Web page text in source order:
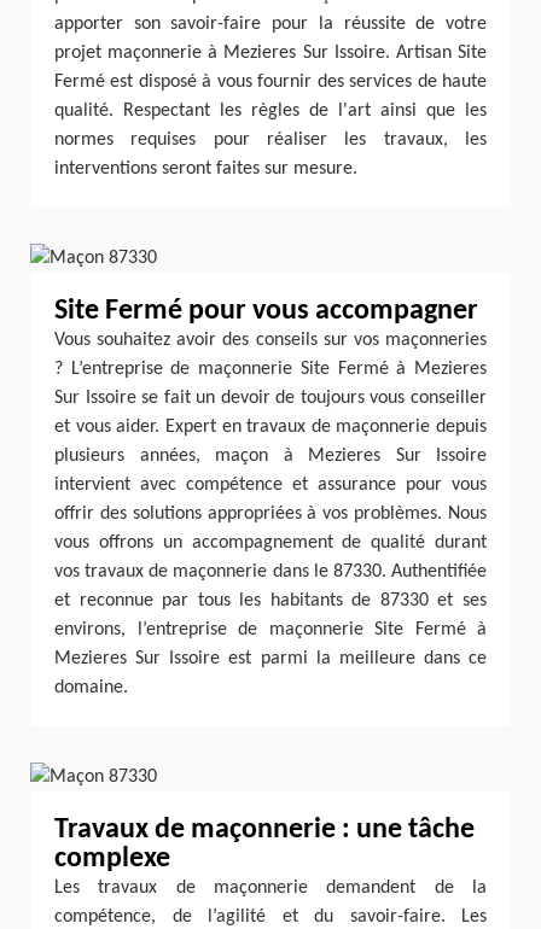
apporter son savoir-faire pour la réussite de votre
projet maçonnerie à Mezieres Sur Issoire. Artisan Site
Fermé est disposé à vous fournir des services de haute
qualité. Respectant les règles de l'art ainsi que les
normes requises pour réaliser les travaux, les
interventions seront faites sur mesure.
Site Fermé pour vous accompagner
Vous souhaitez avoir des conseils sur vos maçonneries
? L’entreprise de maçonnerie Site Fermé à Mezieres
Sur Issoire se fait un devoir de toujours vous conseiller
et vous aider. Expert en travaux de maçonnerie depuis
plusieurs années, maçon à Mezieres Sur Issoire
intervient avec compétence et assurance pour vous
offrir des solutions appropriées à vos problèmes. Nous
vous offrons un accompagnement de qualité durant
vos travaux de maçonnerie dans le 87330. Authentifiée
et reconnue par tous les habitants de 87330 et ses
environs, l’entreprise de maçonnerie Site Fermé à
Mezieres Sur Issoire est parmi la meilleure dans ce
domaine.
Travaux de maçonnerie : une tâche
complexe
Les travaux de maçonnerie demandent de la
compétence, de l’agilité et du savoir-faire. Les